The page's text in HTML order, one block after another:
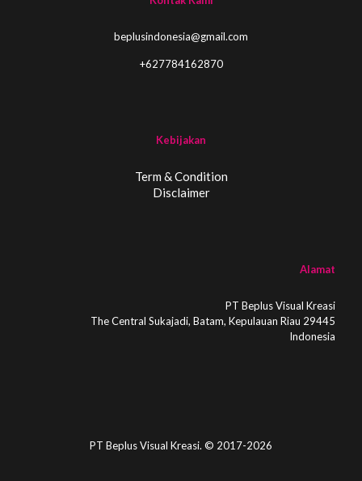
beplusindonesia@gmail.com
+627784162870
Kebijakan
Term & Condition
Disclaimer
Alamat
PT Beplus Visual Kreasi
The Central Sukajadi, Batam, Kepulauan Riau 29445
Indonesia
PT Beplus Visual Kreasi. © 2017-2026